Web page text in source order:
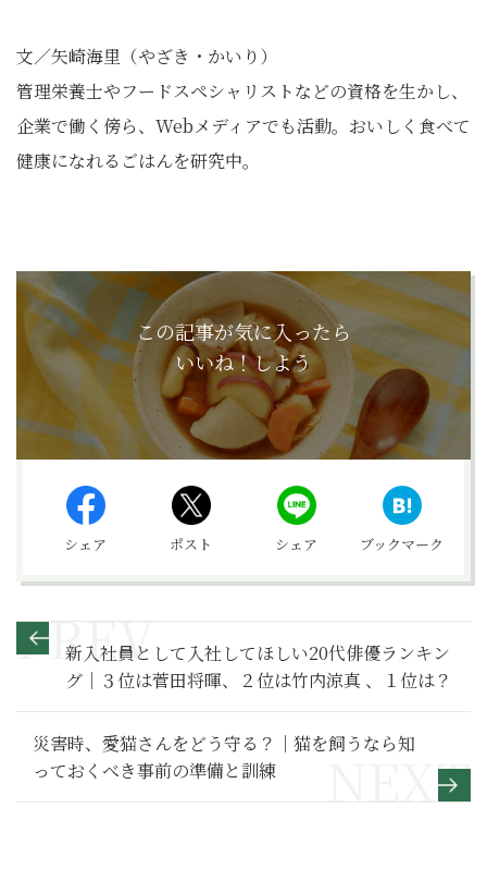
文／矢崎海里（やざき・かいり）
管理栄養士やフードスペシャリストなどの資格を生かし、
企業で働く傍ら、Webメディアでも活動。おいしく食べて
健康になれるごはんを研究中。
この記事が気に入ったら
いいね！しよう
シェア ポスト シェア ブックマーク
新入社員として入社してほしい20代俳優ランキン
グ｜３位は菅田将暉、２位は竹内涼真 、１位は？
災害時、愛猫さんをどう守る？｜猫を飼うなら知
っておくべき事前の準備と訓練